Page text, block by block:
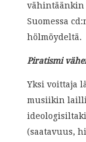
vähintäänkin
Suomessa
hölmöydeltä.
Piratismi
Yksi voittaja
musiikin
(saatavuus,